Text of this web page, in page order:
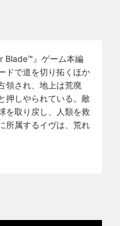
ることでしょう
件が関わってく
が、是非未プレイ
Blade™』ゲーム本編
ドで道を切り拓くほか
領され、地上は荒廃
押しやられている。敵
を取り戻し、人類を救
所属するイヴは、荒れ